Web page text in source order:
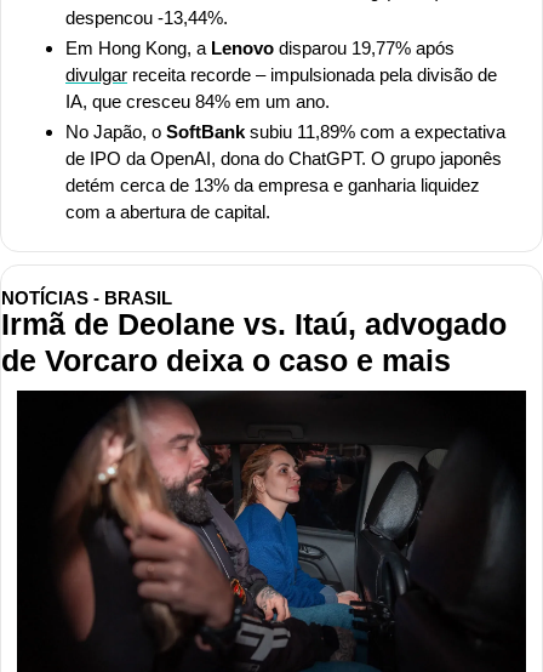
despencou -13,44%.
Em Hong Kong, a Lenovo
divulgar receita recorde – impulsionada pela divisão de
IA, que cresceu 84% em um ano.
No Japão, o SoftBank subiu 11,89% com a expectativa
de IPO da OpenAI, dona do ChatGPT. O grupo japonês
detém cerca de 13% da empresa e ganharia liquidez
com a abertura de capital.
NOTÍCIAS - BRASIL
Irmã de Deolane vs. Itaú, advogado
de Vorcaro deixa o caso e mais